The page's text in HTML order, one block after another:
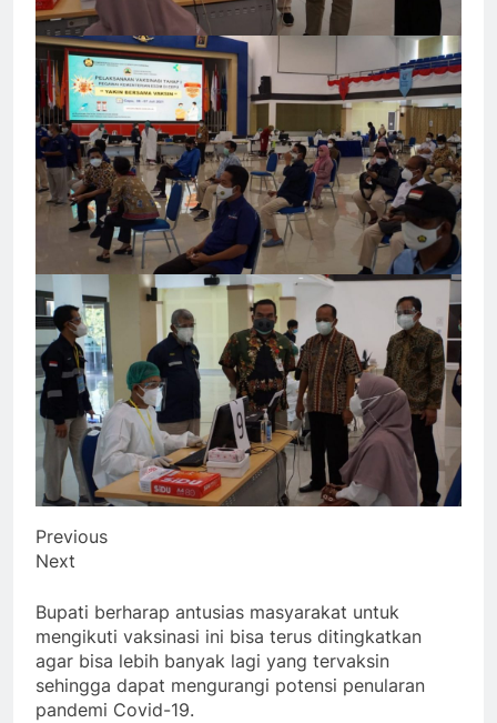
Previous
Next
Bupati berharap antusias masyarakat untuk
mengikuti vaksinasi ini bisa terus ditingkatkan
agar bisa lebih banyak lagi yang tervaksin
sehingga dapat mengurangi potensi penularan
pandemi Covid-19.